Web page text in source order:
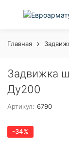
Главная
Задвижка
Ду200
Артикул: 6790
-34%